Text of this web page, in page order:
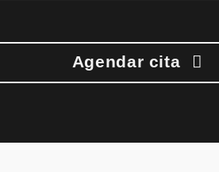
Agendar cita